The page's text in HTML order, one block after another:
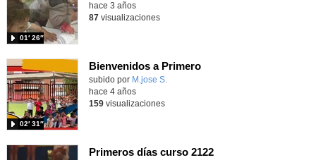
01′ 26″
hace 3 años
87visualizaciones
Bienvenidos a Primero
Contenido educativo.
subido por M.jose S.
02′ 31″
hace 4 años
159visualizaciones
Primeros días curso 2122